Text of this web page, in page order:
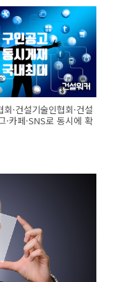
·건설기술인협회·건설
·카페·SNS로 동시에 확